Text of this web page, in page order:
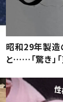
昭和29年製造
と……「驚き」